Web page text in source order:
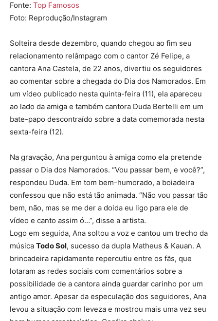
Fonte: Top Famosos
Foto: Reprodução/Instagram
Solteira desde dezembro, quando chegou ao fim seu
relacionamento relâmpago com o cantor Zé Felipe, a
cantora Ana Castela, de 22 anos, divertiu os seguidores
ao comentar sobre a chegada do Dia dos Namorados. Em
um vídeo publicado nesta quinta-feira (11), ela apareceu
ao lado da amiga e também cantora Duda Bertelli em um
bate-papo descontraído sobre a data comemorada nesta
sexta-feira (12).
Na gravação, Ana perguntou à amiga como ela pretende
passar o Dia dos Namorados. “Vou passar bem, e você?”,
respondeu Duda. Em tom bem-humorado, a boiadeira
confessou que não está tão animada. “Não vou passar tão
bem, não, mas se me der a doida eu ligo para ele de
vídeo e canto assim ó…”, disse a artista.
Logo em seguida, Ana soltou a voz e cantou um trecho da
música Todo Sol, sucesso da dupla Matheus & Kauan. A
brincadeira rapidamente repercutiu entre os fãs, que
lotaram as redes sociais com comentários sobre a
possibilidade de a cantora ainda guardar carinho por um
antigo amor. Apesar da especulação dos seguidores, Ana
levou a situação com leveza e mostrou mais uma vez seu